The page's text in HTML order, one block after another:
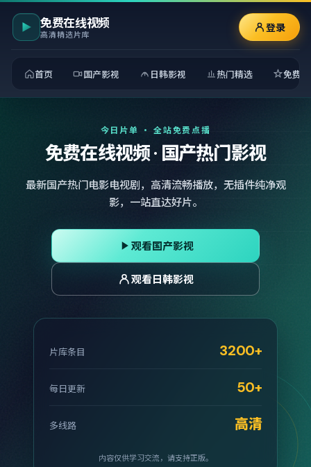
免费在线视频
高清精选片库 登录
首页 国产影视 日韩影视 热门精选 免费
今日片单 · 全站免费点播
免费在线视频 · 国产热门影视
最新国产热门电影电视剧，高清流畅播放，无插件纯净观
影，一站直达好片。
观看国产影视
观看日韩影视
片库条目 3200+
每日更新 50+
多线路 高清
内容仅供学习交流，请支持正版。